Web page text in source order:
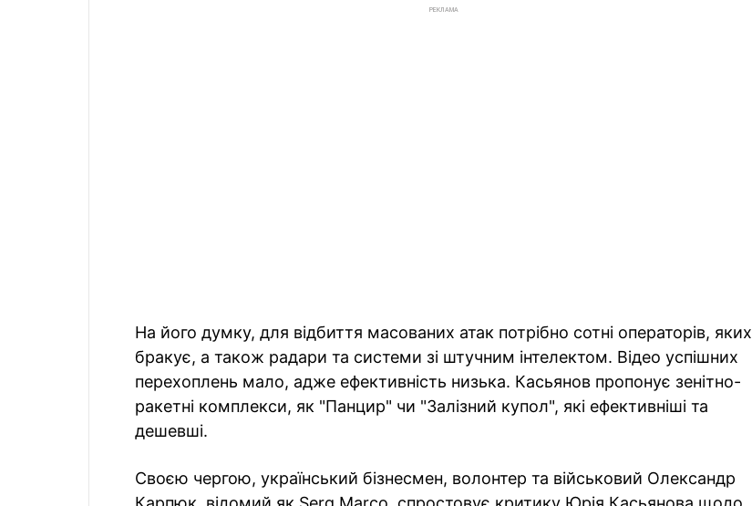
РЕКЛАМА
На його думку, для відбиття масованих атак потрібно сотні операторів, яких
бракує, а також радари та системи зі штучним інтелектом. Відео успішних
перехоплень мало, адже ефективність низька. Касьянов пропонує зенітно-
ракетні комплекси, як "Панцир" чи "Залізний купол", які ефективніші та
дешевші.
Своєю чергою, український бізнесмен, волонтер та військовий Олександр